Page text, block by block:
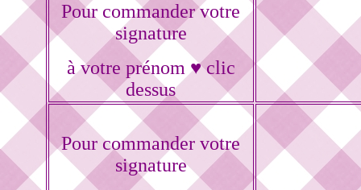
Pour commander votre
signature
à votre prénom ♥ clic
dessus
Pour commander votre
signature